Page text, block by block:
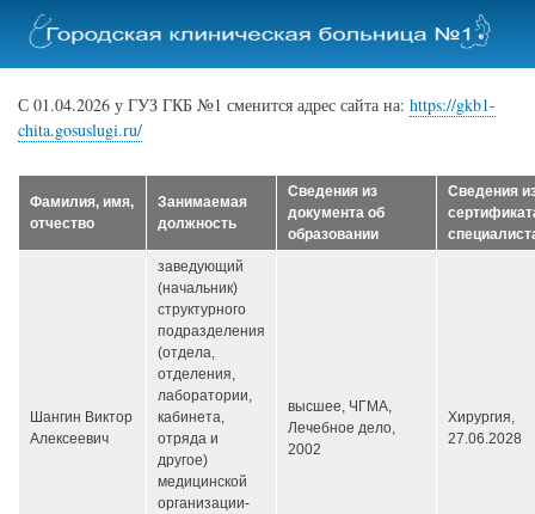
к
основному
С 01.04.2026 у ГУЗ ГКБ №1 сменится адрес сайта на: https://gkb1-
chita.gosuslugi.ru/
Фамилия, имя,
отчество
Занимаемая
должность
Сведения из
документа об
образовании
Сведения
Шангин Виктор
Алексеевич
заведующий
(начальник)
структурного
подразделения
(отдела,
отделения,
лаборатории,
кабинета,
отряда и
другое)
медицинской
организации-
высшее, ЧГМА,
Лечебное дело,
2002
Хирургия,
27.06.2028